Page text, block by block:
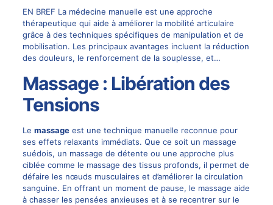
EN BREF La médecine manuelle est une approche
thérapeutique qui aide à améliorer la mobilité articulaire
grâce à des techniques spécifiques de manipulation et de
mobilisation. Les principaux avantages incluent la réduction
des douleurs, le renforcement de la souplesse, et…
Massage : Libération des
Tensions
Le massageest une technique manuelle reconnue pour
ses effets relaxants immédiats. Que ce soit un massage
suédois, un massage de détente ou une approche plus
ciblée comme le massage des tissus profonds, il permet de
défaire les nœuds musculaires et d’améliorer la circulation
sanguine. En offrant un moment de pause, le massage aide
à chasser les pensées anxieuses et à se recentrer sur le